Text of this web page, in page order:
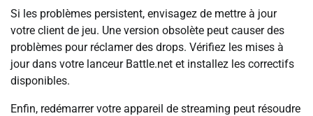
Si les problèmes persistent, envisagez de mettre à jour
votre client de jeu. Une version obsolète peut causer des
problèmes pour réclamer des drops. Vérifiez les mises à
jour dans votre lanceur Battle.net et installez les correctifs
disponibles.
Enfin, redémarrer votre appareil de streaming peut résoudre